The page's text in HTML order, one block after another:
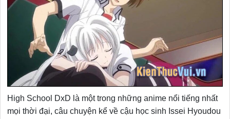
High School DxD là một trong những anime nổi tiếng nhất
mọi thời đại, câu chuyện kể về cậu học sinh Issei Hyoudou